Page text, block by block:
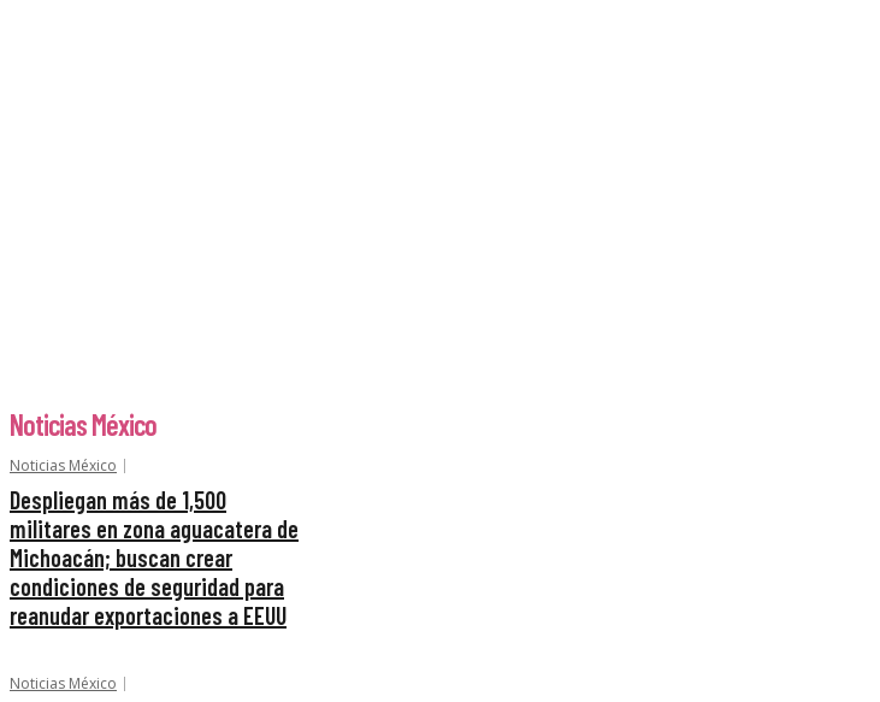
Noticias México
Noticias México
Despliegan más de 1,500
militares en zona aguacatera de
Michoacán; buscan crear
condiciones de seguridad para
reanudar exportaciones a EEUU
Noticias México